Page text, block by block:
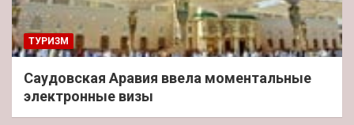
ТУРИЗМ
Саудовская Аравия ввела моментальные
электронные визы